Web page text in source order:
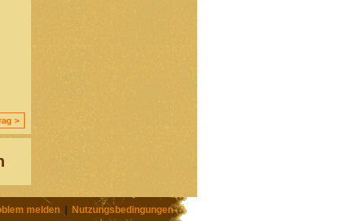
>
melden| Nutzungsbedingungen